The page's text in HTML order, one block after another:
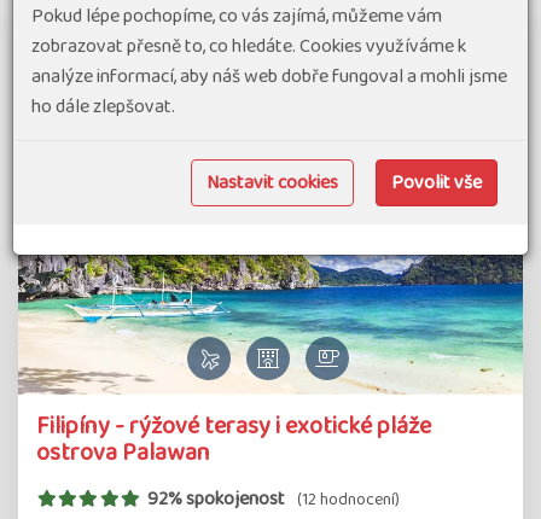
Filipíny - rýžové terasy i exotické pláže
ostrova Palawan
92% spokojenost (12 hodnocení)
Pokud lépe pochopíme, co vás zajímá, můžeme vám
zobrazovat přesně to, co hledáte. Cookies využíváme k
analýze informací, aby náš web dobře fungoval a mohli jsme
ho dále zlepšovat.
Nastavit cookies Povolit vše